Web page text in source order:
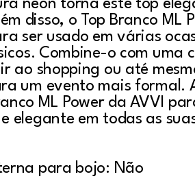
neon torna este top
disso, o Top Branco ML
ser usado em várias
Combine-o com uma
ao shopping ou até
um evento mais formal.
ML Power da AVVI
elegante em todas as
para bojo: Não